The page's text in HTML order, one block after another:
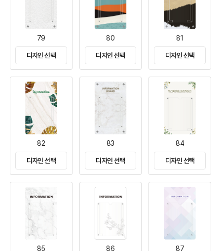
79
디자인 선택
80
디자인 선택
81
디자인 선택
82
디자인 선택
83
디자인 선택
84
디자인 선택
85 86 87